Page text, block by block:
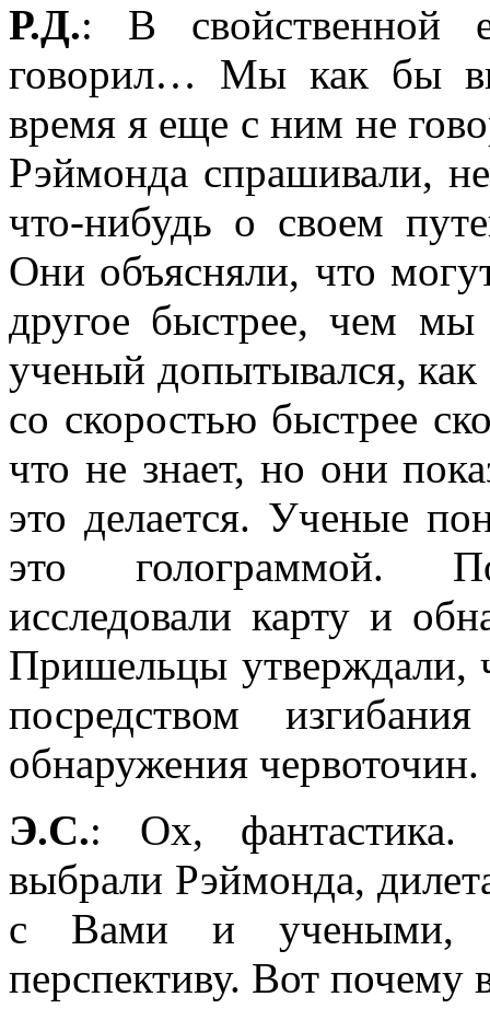
Р.Д.: В свойственной
говорил… Мы как бы
время я еще с ним не
Рэймонда спрашивали,
что-нибудь о своем
Они объясняли, что
другое быстрее, чем
ученый допытывался, как
со скоростью быстрее
что не знает, но они
это делается. Ученые
это голограммой.
исследовали карту и
Пришельцы утверждали,
посредством
обнаружения червоточин.
Э.С.: Ох, фантастика.
выбрали Рэймонда,
с Вами и учеными,
перспективу. Вот почему